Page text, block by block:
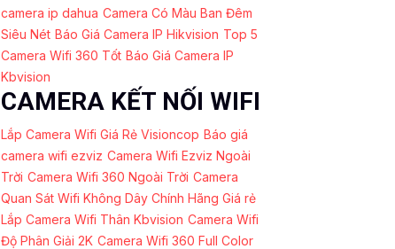
camera ip dahua Camera Có Màu Ban Đêm
Siêu Nét Báo Giá Camera IP Hikvision Top 5
Camera Wifi 360 Tốt Báo Giá Camera IP
Kbvision
CAMERA KẾT NỐI WIFI
Lắp Camera Wifi Giá Rẻ Visioncop Báo giá
camera wifi ezviz Camera Wifi Ezviz Ngoài
Trời Camera Wifi 360 Ngoài Trời Camera
Quan Sát Wifi Không Dây Chính Hãng Giá rẻ
Lắp Camera Wifi Thân Kbvision Camera Wifi
Độ Phân Giải 2K Camera Wifi 360 Full Color